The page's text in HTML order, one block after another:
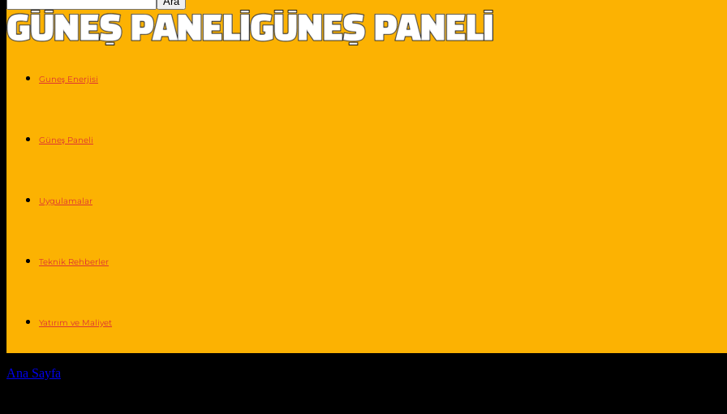
Guneş Enerjisi
Güneş Paneli
Uygulamalar
Teknik Rehberler
Yatırım ve Maliyet
Ana Sayfa